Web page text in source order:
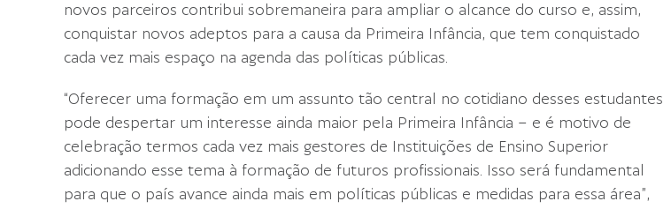
novos parceiros contribui sobremaneira para ampliar o alcance do curso e, assim,
conquistar novos adeptos para a causa da Primeira Infância, que tem conquistado
cada vez mais espaço na agenda das políticas públicas.
“Oferecer uma formação em um assunto tão central no cotidiano desses estudantes
pode despertar um interesse ainda maior pela Primeira Infância – e é motivo de
celebração termos cada vez mais gestores de Instituições de Ensino Superior
adicionando esse tema à formação de futuros profissionais. Isso será fundamental
para que o país avance ainda mais em políticas públicas e medidas para essa área”,